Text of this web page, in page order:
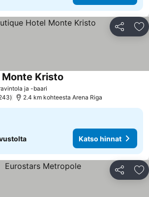
Jaa
ja -baari
Kristo
2.4 km kohteesta Arena Riga
Katso hinnat
Jaa